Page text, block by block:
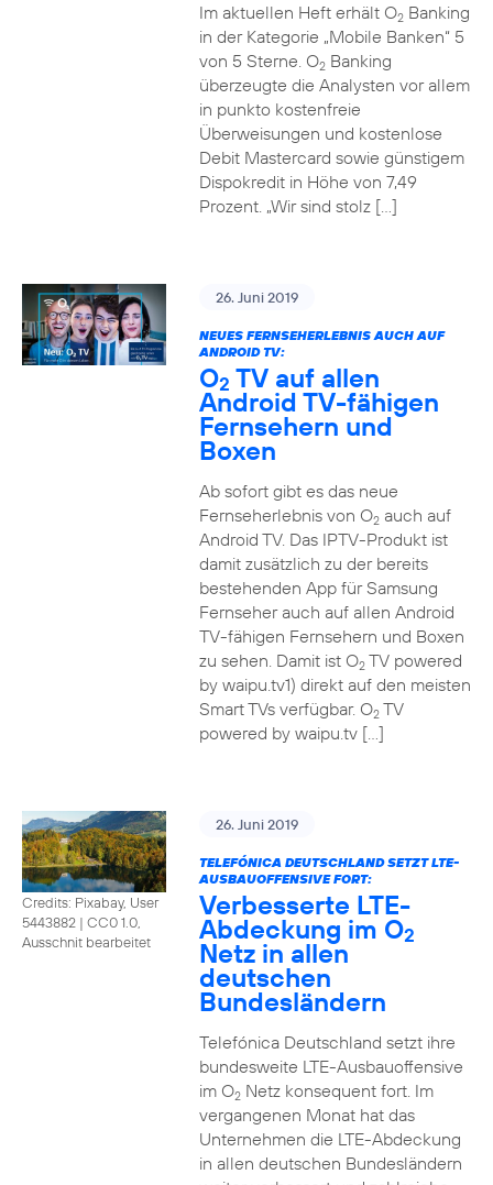
Im aktuellen Heft erhält O2Banking
in der Kategorie „Mobile Banken“ 5
von 5 Sterne. O2Banking
überzeugte die Analysten vor allem
in punkto kostenfreie
Überweisungen und kostenlose
Debit Mastercard sowie günstigem
Dispokredit in Höhe von 7,49
Prozent. „Wir sind stolz […]
26. Juni 2019
NEUES FERNSEHERLEBNIS AUCH AUF
ANDROID TV:
O2 TV auf allen
Android TV-fähigen
Fernsehern und
Boxen
Ab sofort gibt es das neue
Fernseherlebnis von O2auch auf
Android TV. Das IPTV-Produkt ist
damit zusätzlich zu der bereits
bestehenden App für Samsung
Fernseher auch auf allen Android
TV-fähigen Fernsehern und Boxen
zu sehen. Damit ist O2TV powered
by waipu.tv1) direkt auf den meisten
Smart TVs verfügbar. O2TV
powered by waipu.tv […]
Credits: Pixabay, User
5443882 | CC0 1.0,
Ausschnit bearbeitet
26. Juni 2019
TELEFÓNICA DEUTSCHLAND SETZT LTE-
AUSBAUOFFENSIVE FORT:
Verbesserte LTE-
Abdeckung im O2
Netz in allen
deutschen
Bundesländern
Telefónica Deutschland setzt ihre
bundesweite LTE-Ausbauoffensive
im O2Netz konsequent fort. Im
vergangenen Monat hat das
Unternehmen die LTE-Abdeckung
in allen deutschen Bundesländern